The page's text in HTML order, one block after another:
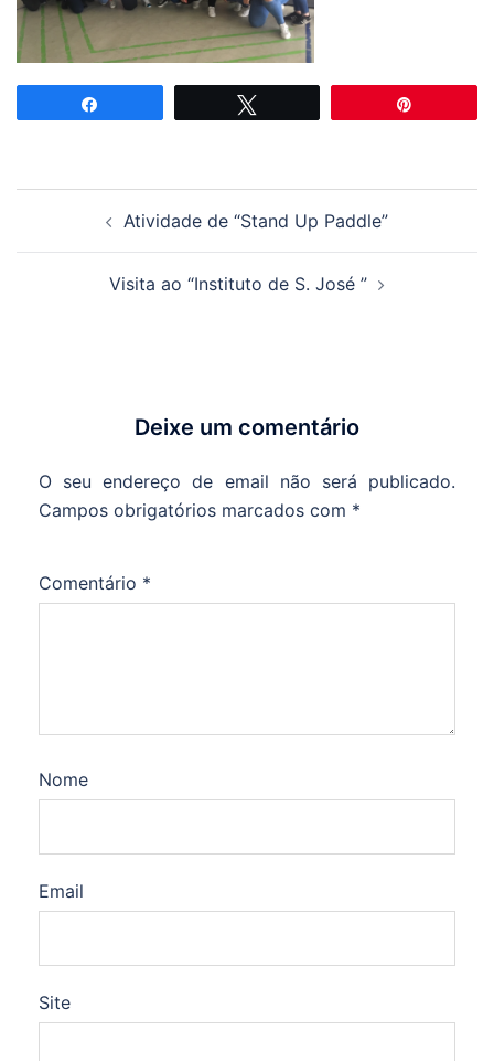
Atividade de “Stand Up Paddle”
Visita ao “Instituto de S. José ”
Deixe um comentário
O seu endereço de email não será publicado.
Campos obrigatórios marcados com *
Comentário *
Nome
Email
Site